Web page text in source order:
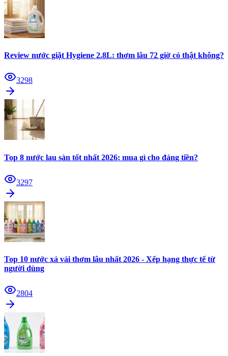
Review nước giặt Hygiene 2.8L: thơm lâu 72 giờ có thật không?
3298
Top 8 nước lau sàn tốt nhất 2026: mua gì cho đáng tiền?
3297
Top 10 nước xả vải thơm lâu nhất 2026 - Xếp hạng thực tế từ
người dùng
2804